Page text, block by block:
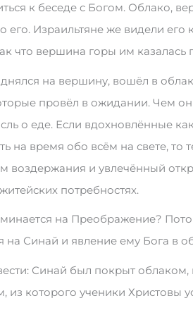
к бе­се­де с Бо­гом. Об­ла­ко,
его. Из­ра­­ил­ьт­яне же ви­де­ли его
что вер­ши­на го­ры им ка­за­лась
на вер­ши­ну, во­шёл в
про­вёл в ожи­да­нии. Чем
о еде. Ес­ли вдох­но­в­лён­ные
на вре­мя обо всём на све­те, то
воз­дер­жа­ния и ув­ле­­чё­нный
по­треб­но­стях.
на Пре­об­ра­же­ние?
Си­най и яв­ле­ние ему Бо­га в
Си­най был по­крыт об­ла­ком,
из ко­то­ро­­го уче­ни­ки Хри­сто­вы